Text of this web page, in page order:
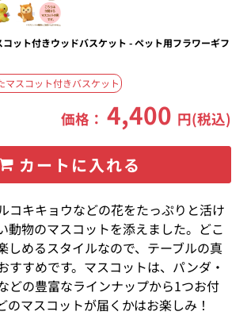
コット付きウッドバスケット - ペット用フラワーギフ
マスコット付きバスケット
価格：4,400 円(税込)
カートに入れる
コキキョウなどの花をたっぷりと活け
動物のマスコットを添えました。どこ
しめるスタイルなので、テーブルの真
すすめです。マスコットは、パンダ・
どの豊富なラインナップから1つお付
のマスコットが届くかはお楽しみ！